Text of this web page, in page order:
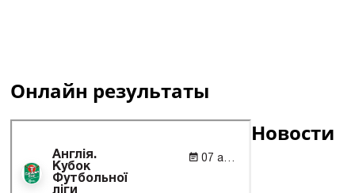
Онлайн результаты
Новости